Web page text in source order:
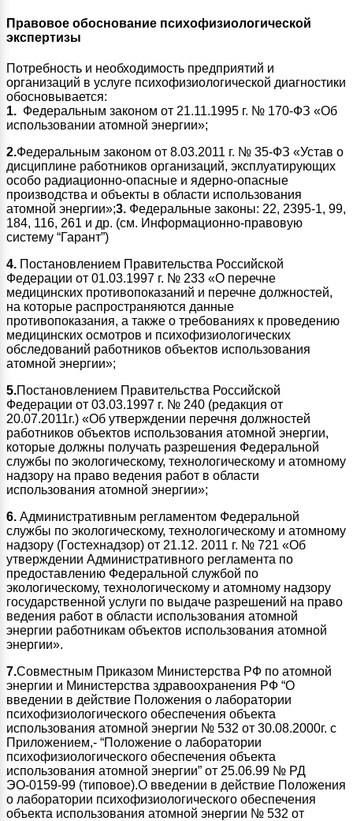
Правовое обоснование психофизиологической
экспертизы
Потребность и необходимость предприятий и
организаций в услуге психофизиологической диагностики
обосновывается:
1. Федеральным законом от 21.11.1995 г. № 170-ФЗ «Об
использовании атомной энергии»;
2.Федеральным законом от 8.03.2011 г. № 35-ФЗ «Устав о
дисциплине работников организаций, эксплуатирующих
особо радиационно-опасные и ядерно-опасные
производства и объекты в области использования
атомной энергии»;3. Федеральные законы: 22, 2395-1, 99,
184, 116, 261 и др. (см. Информационно-правовую
систему “Гарант”)
4. Постановлением Правительства Российской
Федерации от 01.03.1997 г. № 233 «О перечне
медицинских противопоказаний и перечне должностей,
на которые распространяются данные
противопоказания, а также о требованиях к проведению
медицинских осмотров и психофизиологических
обследований работников объектов использования
атомной энергии»;
5.Постановлением Правительства Российской
Федерации от 03.03.1997 г. № 240 (редакция от
20.07.2011г.) «Об утверждении перечня должностей
работников объектов использования атомной энергии,
которые должны получать разрешения Федеральной
службы по экологическому, технологическому и атомному
надзору на право ведения работ в области
использования атомной энергии»;
6. Административным регламентом Федеральной
службы по экологическому, технологическому и атомному
надзору (Гостехнадзор) от 21.12. 2011 г. № 721 «Об
утверждении Административного регламента по
предоставлению Федеральной службой по
экологическому, технологическому и атомному надзору
государственной услуги по выдаче разрешений на право
ведения работ в области использования атомной
энергии работникам объектов использования атомной
энергии».
7.Совместным Приказом Министерства РФ по атомной
энергии и Министерства здравоохранения РФ “О
введении в действие Положения о лаборатории
психофизиологического обеспечения объекта
использования атомной энергии № 532 от 30.08.2000г. с
Приложением,- “Положение о лаборатории
психофизиологического обеспечения объекта
использования атомной энергии” от 25.06.99 № РД
ЭО-0159-99 (типовое).О введении в действие Положения
о лаборатории психофизиологического обеспечения
объекта использования атомной энергии № 532 от